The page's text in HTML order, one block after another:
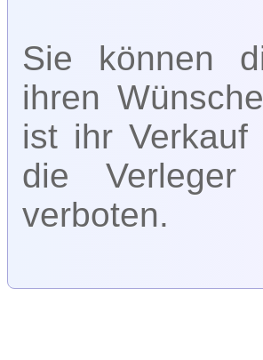
Sie können
ihren
ist ihr Verkauf
die Verleger
verboten.